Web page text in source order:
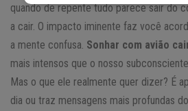
quando de repente tudo parece sair do
a cair. O impacto iminente faz você
a mente confusa. Sonhar com avião
mais intensos que o nosso
Mas o que ele realmente quer dizer? É
dia ou traz mensagens mais profundas